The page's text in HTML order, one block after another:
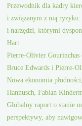
Przewodnik dla kadry
i związanym z nią
i narzędzi, którymi
Hart
Pierre-Olivier
Bruce Edwards i Pierre-
Nowa ekonomia
Hannusch, Fabian
Globalny raport o stanie
perspektywy, aby